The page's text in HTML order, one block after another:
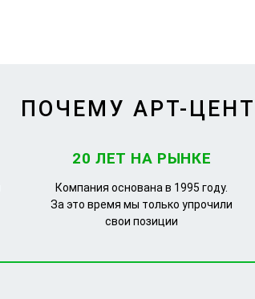
ПОЧЕМУ АРТ-
20 ЛЕТ НА РЫНКЕ
Компания основана в 1995 году.
За это время мы только упрочили
свои позиции